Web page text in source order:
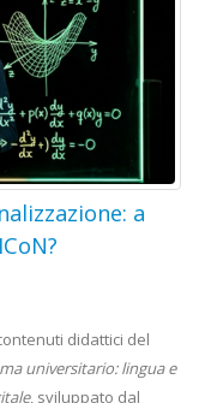
a
didattici del
universitario: lingua e
, sviluppato dal